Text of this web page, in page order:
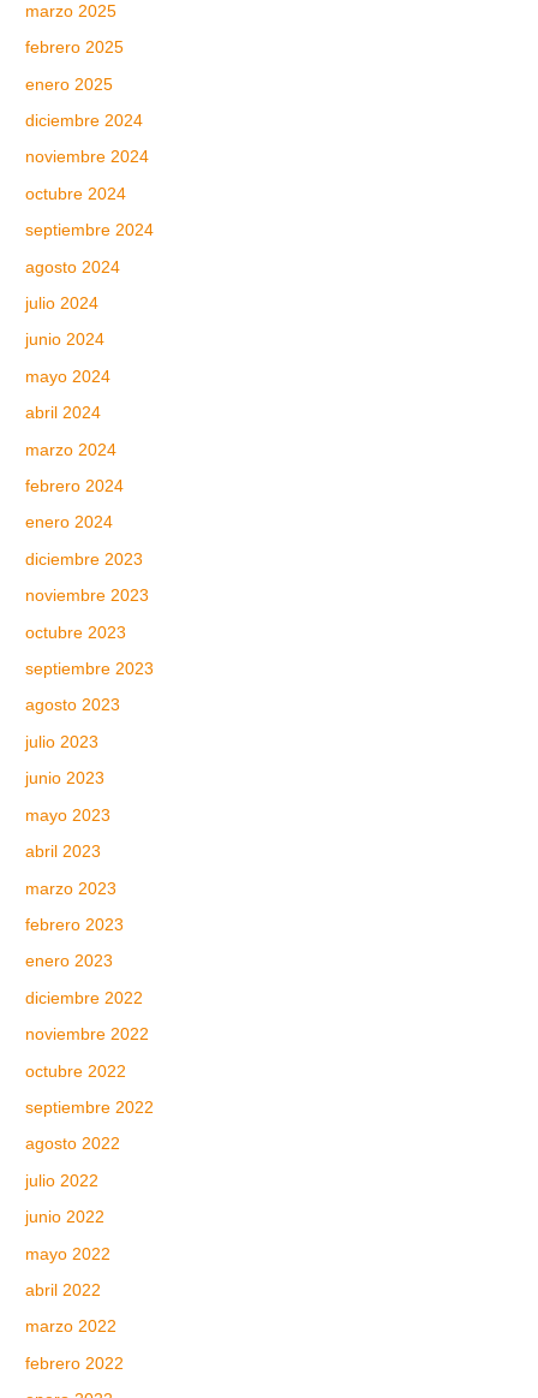
marzo 2025
febrero 2025
enero 2025
diciembre 2024
noviembre 2024
octubre 2024
septiembre 2024
agosto 2024
julio 2024
junio 2024
mayo 2024
abril 2024
marzo 2024
febrero 2024
enero 2024
diciembre 2023
noviembre 2023
octubre 2023
septiembre 2023
agosto 2023
julio 2023
junio 2023
mayo 2023
abril 2023
marzo 2023
febrero 2023
enero 2023
diciembre 2022
noviembre 2022
octubre 2022
septiembre 2022
agosto 2022
julio 2022
junio 2022
mayo 2022
abril 2022
marzo 2022
febrero 2022